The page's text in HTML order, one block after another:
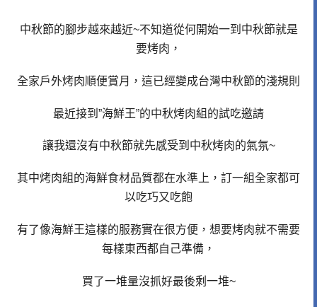
中秋節的腳步越來越近~不知道從何開始一到中秋節就是
要烤肉，
全家戶外烤肉順便賞月，這已經變成台灣中秋節的淺規則
最近接到”海鮮王”的中秋烤肉組的試吃邀請
讓我還沒有中秋節就先感受到中秋烤肉的氣氛~
其中烤肉組的海鮮食材品質都在水準上，訂一組全家都可
以吃巧又吃飽
有了像海鮮王這樣的服務實在很方便，想要烤肉就不需要
每樣東西都自己準備，
買了一堆量沒抓好最後剩一堆~